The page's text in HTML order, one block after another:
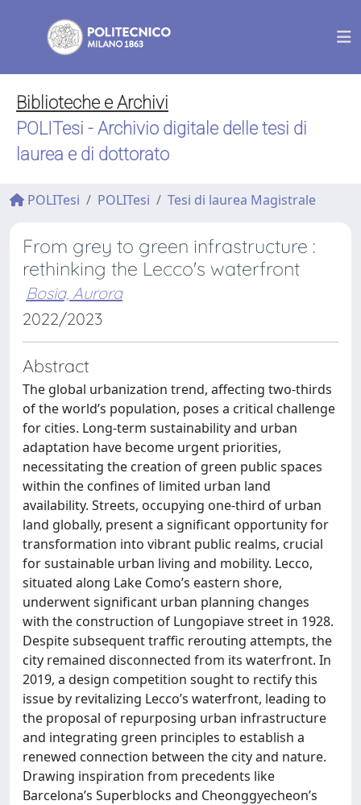
Biblioteche e Archivi
POLITesi - Archivio digitale delle tesi di
laurea e di dottorato
POLITesi POLITesi Tesi di laurea Magistrale
From grey to green infrastructure :
rethinking the Lecco's waterfront
Bosia, Aurora
2022/2023
Abstract
The global urbanization trend, affecting two-thirds
of the world’s population, poses a critical challenge
for cities. Long-term sustainability and urban
adaptation have become urgent priorities,
necessitating the creation of green public spaces
within the confines of limited urban land
availability. Streets, occupying one-third of urban
land globally, present a significant opportunity for
transformation into vibrant public realms, crucial
for sustainable urban living and mobility. Lecco,
situated along Lake Como’s eastern shore,
underwent significant urban planning changes
with the construction of Lungopiave street in 1928.
Despite subsequent traffic rerouting attempts, the
city remained disconnected from its waterfront. In
2019, a design competition sought to rectify this
issue by revitalizing Lecco’s waterfront, leading to
the proposal of repurposing urban infrastructure
and integrating green principles to establish a
renewed connection between the city and nature.
Drawing inspiration from precedents like
Barcelona’s Superblocks and Cheonggyecheon’s